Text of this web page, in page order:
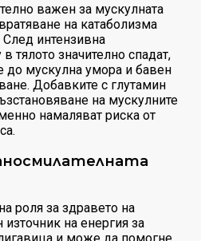
важен за мускулната
на катаболизма
След интензивна
тялото значително спадат,
мускулна умора и бавен
Добавките с глутамин
на мускулните
намаляват риска от
роля за здравето на
на енергия за